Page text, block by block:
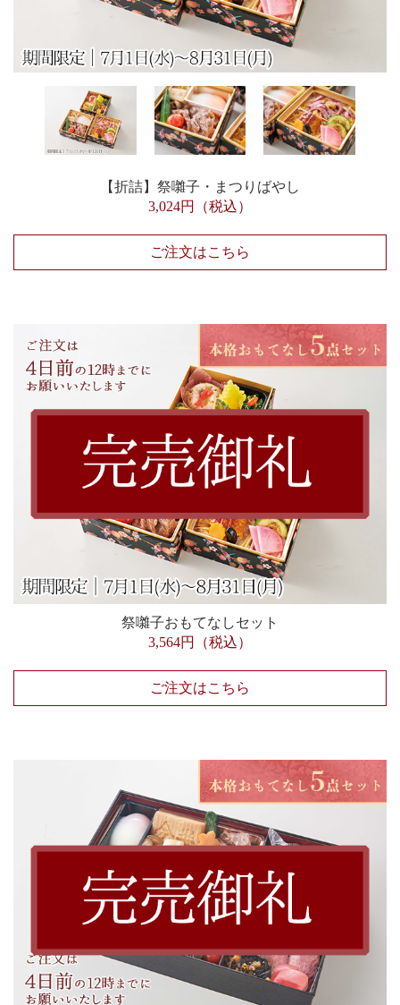
【折詰】祭囃子・まつりばやし
3,024円（税込）
ご注文はこちら
祭囃子おもてなしセット
3,564円（税込）
ご注文はこちら